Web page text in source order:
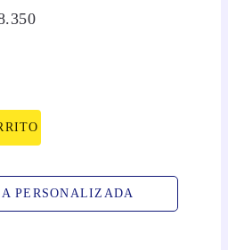
.350
PERSONALIZADA